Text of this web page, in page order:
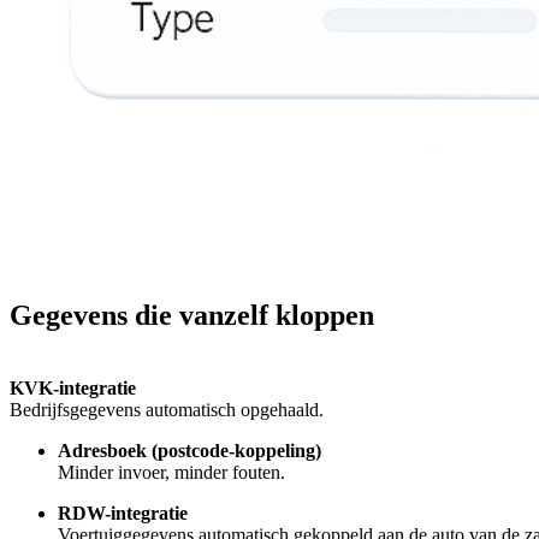
Gegevens die vanzelf kloppen
KVK-integratie
Bedrijfsgegevens automatisch opgehaald.
Adresboek (postcode-koppeling)
Minder invoer, minder fouten.
RDW-integratie